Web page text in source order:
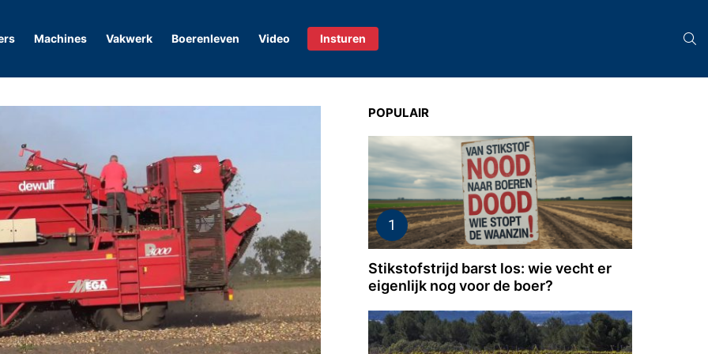
Machines Vakwerk Boerenleven Video Insturen
POPULAIR
Stikstofstrijd barst los: wie vecht er
eigenlijk nog voor de boer?